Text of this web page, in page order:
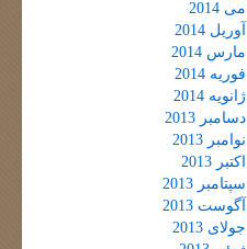
می 2014
آوریل 2014
مارس 2014
فوریه 2014
ژانویه 2014
دسامبر 2013
نوامبر 2013
اکتبر 2013
سپتامبر 2013
آگوست 2013
جولای 2013